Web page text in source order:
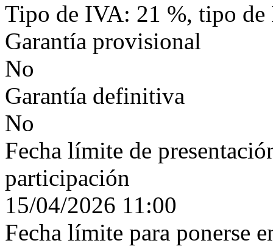
Tipo de IVA: 21 %, tipo de
Garantía provisional
No
Garantía definitiva
No
Fecha límite de
participación
15/04/2026 11:00
Fecha límite para ponerse